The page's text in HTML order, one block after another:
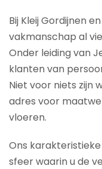
Bij Kleij Gordijnen
vakmanschap al
Onder leiding van
klanten van
Niet voor niets zijn
adres voor
vloeren.
Ons
sfeer waarin u de